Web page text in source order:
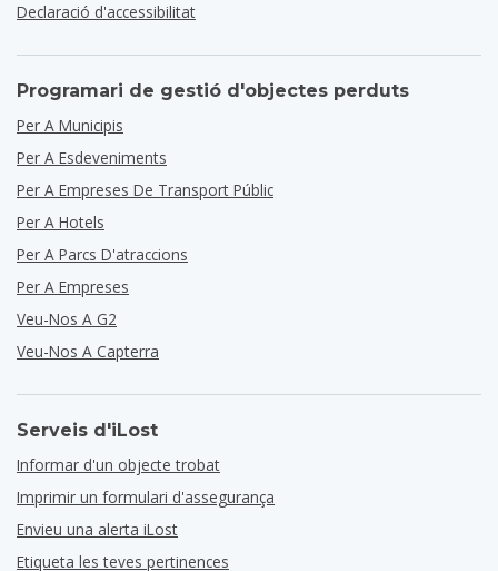
Declaració d'accessibilitat
Programari de gestió d'objectes perduts
Per A Municipis
Per A Esdeveniments
Per A Empreses De Transport Públic
Per A Hotels
Per A Parcs D'atraccions
Per A Empreses
Veu-Nos A G2
Veu-Nos A Capterra
Serveis d'iLost
Informar d'un objecte trobat
Imprimir un formulari d'assegurança
Envieu una alerta iLost
Etiqueta les teves pertinences